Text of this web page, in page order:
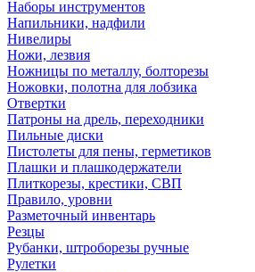
Наборы инструментов
Напильники, надфили
Нивелиры
Ножи, лезвия
Ножницы по металлу, болторезы
Ножовки, полотна для лобзика
Отвертки
Патроны на дрель, переходники
Пильные диски
Пистолеты для пены, герметиков
Плашки и плашкодержатели
Плиткорезы, крестики, СВП
Правило, уровни
Разметочный инвентарь
Резцы
Рубанки, штроборезы ручные
Рулетки